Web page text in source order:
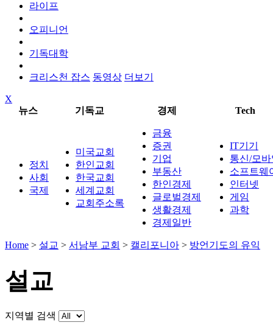
라이프
오피니언
기독대학
크리스천 잡스 동영상 더보기
X
뉴스
기독교 경제 Tech
정치
사회
국제
미국교회
한인교회
한국교회
세계교회
교회주소록
금융
증권
기업
부동산
한인경제
글로벌경제
생활경제
경제일반
IT기기
통신/모
소프트웨
인터넷
게임
과학
Home > 설교 > 서남부 교회 > 캘리포니아 > 방언기도의 유익
설교
지역별 검색